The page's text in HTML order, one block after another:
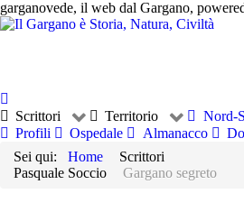
garganovede, il web dal Gargano,
Scrittori Territorio Nord-
Profili
Ospedale Almanacco
Sei qui:
Home
Scrittori
Pasquale Soccio
Gargano segreto